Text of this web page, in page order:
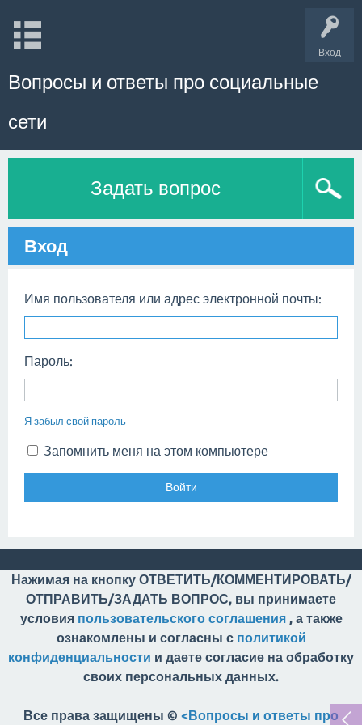
Вход
Вопросы и ответы про социальные
сети
Задать вопрос
Вход
Имя пользователя или адрес электронной почты:
Пароль:
Я забыл свой пароль
Запомнить меня на этом компьютере
Нажимая на кнопку ОТВЕТИТЬ/КОММЕНТИРОВАТЬ/
ОТПРАВИТЬ/ЗАДАТЬ ВОПРОС, вы принимаете
условия пользовательского соглашения, а также
ознакомлены и согласны с политикой
конфиденциальности и даете согласие на обработку
своих персональных данных.
Все права защищены © <Вопросы и ответы про